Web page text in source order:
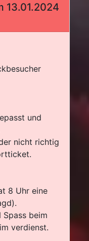
13.01.2024
und
nicht richtig
8 Uhr eine
Spass beim
verdienst.